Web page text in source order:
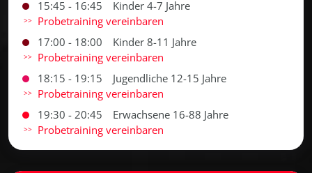
15:45 - 16:45
Kinder 4-7 Jahre
Probetraining vereinbaren
17:00 - 18:00
Kinder 8-11 Jahre
Probetraining vereinbaren
18:15 - 19:15
Jugendliche 12-15 Jahre
Probetraining vereinbaren
19:30 - 20:45
Erwachsene 16-88 Jahre
Probetraining vereinbaren